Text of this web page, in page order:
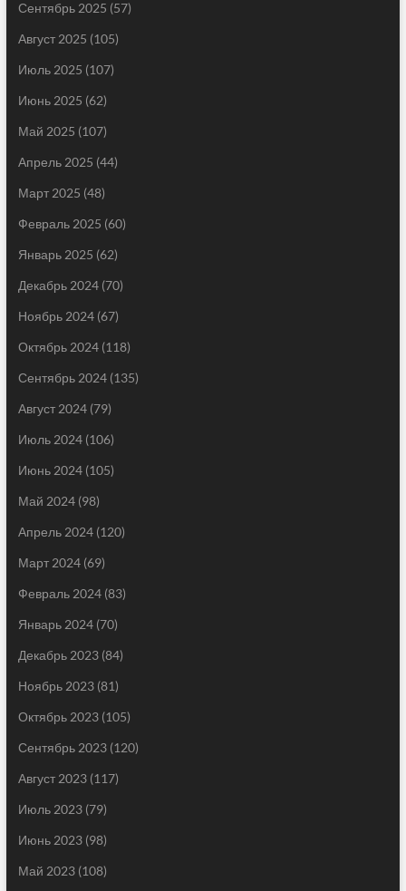
Сентябрь 2025 (57)
Август 2025 (105)
Июль 2025 (107)
Июнь 2025 (62)
Май 2025 (107)
Апрель 2025 (44)
Март 2025 (48)
Февраль 2025 (60)
Январь 2025 (62)
Декабрь 2024(70)
Ноябрь 2024(67)
Октябрь 2024(118)
Сентябрь 2024(135)
Август 2024(79)
Июль 2024(106)
Июнь 2024(105)
Май 2024(98)
Апрель 2024(120)
Март 2024(69)
Февраль 2024(83)
Январь 2024(70)
Декабрь 2023(84)
Ноябрь 2023(81)
Октябрь 2023(105)
Сентябрь 2023(120)
Август 2023(117)
Июль 2023(79)
Июнь 2023(98)
Май 2023(108)